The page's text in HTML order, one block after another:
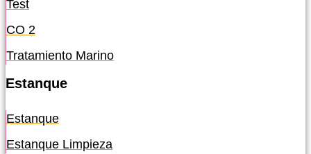
Test
CO 2
Tratamiento Marino
Estanque
Estanque
Estanque Limpieza